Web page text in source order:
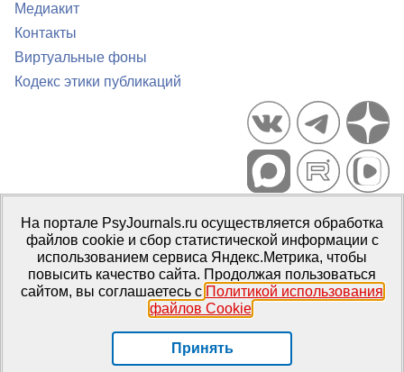
Медиакит
Контакты
Виртуальные фоны
Кодекс этики публикаций
Портал психологических изданий PsyJournals.ru, 2007–2026
Правила использования материалов
Свидетельство регистрации СМИЭл № ФС77-66447 от 14 июля
2016 г.
Издатель: ФГБОУ ВО МГППУ
На портале PsyJournals.ru осуществляется обработка
файлов cookie и сбор статистической информации с
использованием сервиса Яндекс.Метрика, чтобы
повысить качество сайта. Продолжая пользоваться
сайтом, вы соглашаетесь с Политикой использования
файлов Cookie.
Принять